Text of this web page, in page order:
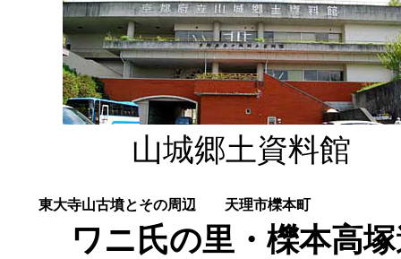
山城郷土資料館
東大寺山古墳とその周辺 天理市櫟本町
ワニ氏の里・櫟本高